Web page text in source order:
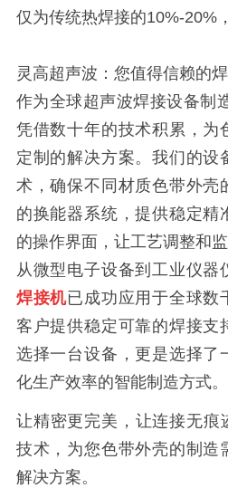
仅为传统热焊接的10%-20%
灵高超声波：您值得信赖的
作为全球超声波焊接设备制
凭借数十年的技术积累，为
定制的解决方案。我们的设
术，确保不同材质色带外壳
的换能器系统，提供稳定精
的操作界面，让工艺调整和监
从微型电子设备到工业仪器
焊接机已成功应用于全球数
客户提供稳定可靠的焊接支
选择一台设备，更是选择了
化生产效率的智能制造方式。
让精密更完美，让连接无
技术，为您色带外壳的制造
解决方案。